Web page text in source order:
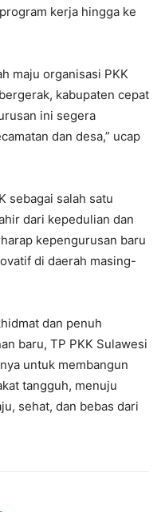
kerja hingga ke
maju organisasi PKK
kabupaten cepat
ini segera
dan desa,” ucap
sebagai salah satu
dari kepedulian dan
kepengurusan baru
di daerah masing-
dan penuh
baru, TP PKK Sulawesi
untuk membangun
tangguh, menuju
sehat, dan bebas dari